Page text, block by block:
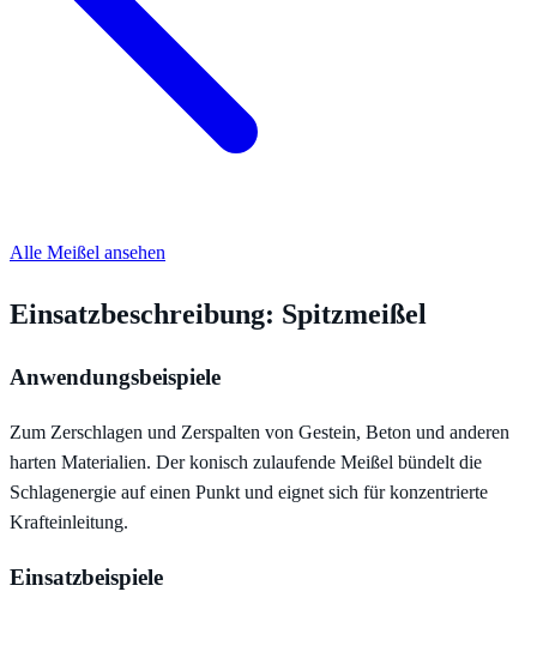
Alle Meißel ansehen
Einsatzbeschreibung: Spitzmeißel
Anwendungsbeispiele
Zum Zerschlagen und Zerspalten von Gestein, Beton und anderen
harten Materialien. Der konisch zulaufende Meißel bündelt die
Schlagenergie auf einen Punkt und eignet sich für konzentrierte
Krafteinleitung.
Einsatzbeispiele